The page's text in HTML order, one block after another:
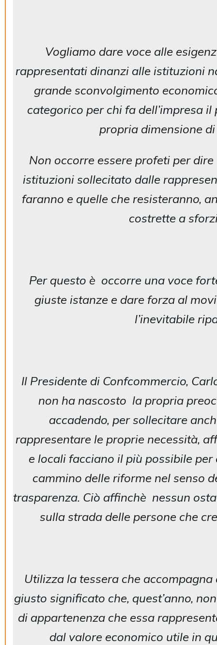
Vogliamo dare voce alle
rappresentati dinanzi alle istituzioni
grande sconvolgimento
categorico per chi fa dell’impresa
propria dimensione
Non occorre essere profeti per
istituzioni sollecitato dalle
faranno e quelle che resisteranno,
costrette a
Per questo è occorre una voce
giuste istanze e dare forza al
l’inevitabile
Il Presidente di Confcommercio,
non ha nascosto la propria
accadendo, per sollecitare
rappresentare le proprie necessità,
e locali facciano il più possibile
cammino delle riforme nel senso
trasparenza. Ciò affinchè nessun
sulla strada delle persone che
Utilizza la tessera che
giusto significato che, quest’anno,
di appartenenza che essa
dal valore economico utile in